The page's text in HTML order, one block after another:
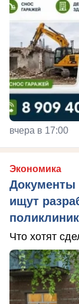
вчера в 17:00
Экономика
Документы
ищут
Что хотят